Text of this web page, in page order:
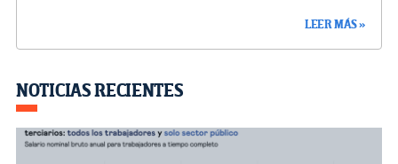
o
k
m n
tir
LEER MÁS »
NOTICIAS RECIENTES